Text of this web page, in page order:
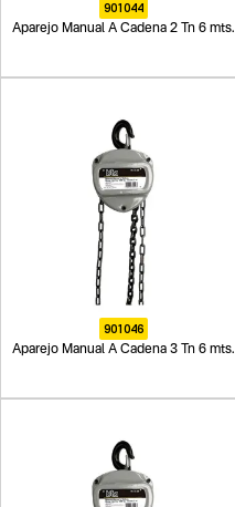
901044
Aparejo Manual A Cadena 2 Tn 6 mts.
901046
Aparejo Manual A Cadena 3 Tn 6 mts.